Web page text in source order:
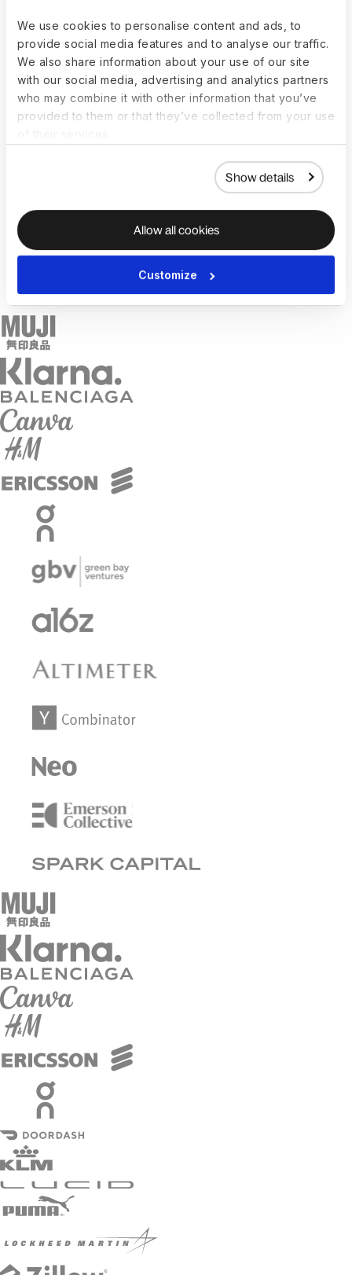
We use cookies to personalise content and ads, to
provide social media features and to analyse our traffic.
We also share information about your use of our site
with our social media, advertising and analytics partners
who may combine it with other information that you’ve
provided to them or that they’ve collected from your use
Show details
Allow all cookies
Customize